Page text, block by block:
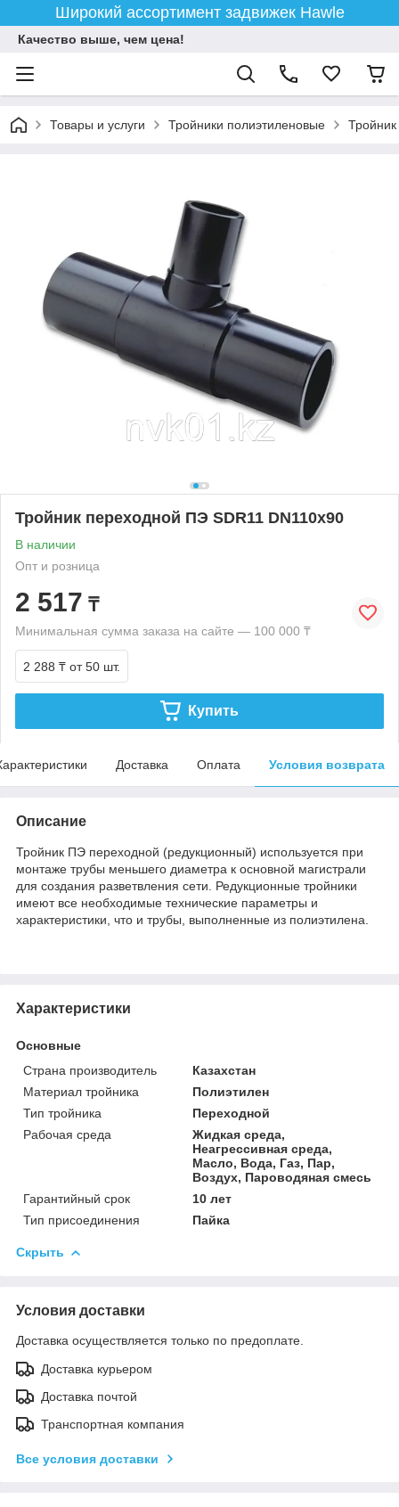
Широкий ассортимент задвижек Hawle
Качество выше, чем цена!
Товары и услуги Тройники полиэтиленовые
Тройник переходной ПЭ SDR11 DN110х90
В наличии
Опт и розница
2 517 ₸
Минимальная сумма заказа на сайте — 100 000 ₸
2 288 ₸ от 50 шт.
Купить
Доставка Оплата Условия возврата
Описание
Тройник ПЭ переходной (редукционный) используется при
монтаже трубы меньшего диаметра к основной магистрали
для создания разветвления сети. Редукционные тройники
имеют все необходимые технические параметры и
характеристики, что и трубы, выполненные из полиэтилена.
Характеристики
Основные
Страна производитель
Казахстан
Материал тройника
Полиэтилен
Тип тройника
Переходной
Рабочая среда
Жидкая среда,
Неагрессивная среда,
Масло, Вода, Газ, Пар,
Воздух, Пароводяная смесь
Гарантийный срок
10 лет
Тип присоединения
Пайка
Скрыть
Условия доставки
Доставка осуществляется только по предоплате.
Доставка курьером
Доставка почтой
Транспортная компания
Все условия доставки